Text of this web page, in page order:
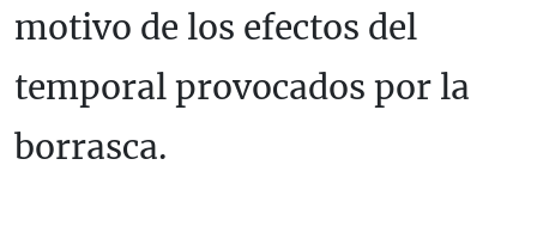
motivo de los efectos del
temporal provocados por la
borrasca.